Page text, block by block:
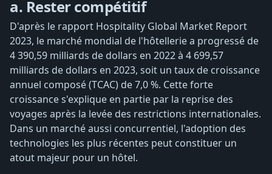
a. Rester compétitif
D'après le rapport Hospitality Global Market Report
2023, le marché mondial de l'hôtellerie a progressé de
4 390,59 milliards de dollars en 2022 à 4 699,57
milliards de dollars en 2023, soit un taux de croissance
annuel composé (TCAC) de 7,0 %. Cette forte
croissance s'explique en partie par la reprise des
voyages après la levée des restrictions internationales.
Dans un marché aussi concurrentiel, l'adoption des
technologies les plus récentes peut constituer un
atout majeur pour un hôtel.